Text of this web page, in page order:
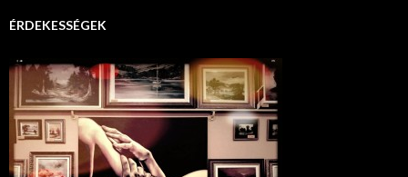
ÉRDEKESSÉGEK